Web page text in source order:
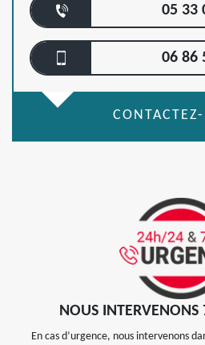
05 33
06 86
NOUS
En cas d’urgence, nous intervenons